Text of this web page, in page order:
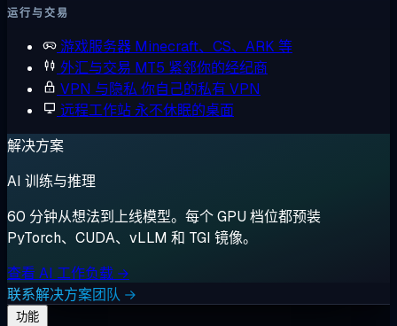
运行与交易
游戏服务器 Minecraft、CS、ARK 等
外汇与交易 MT5 紧邻你的经纪商
VPN 与隐私 你自己的私有 VPN
远程工作站 永不休眠的桌面
解决方案
AI 训练与推理
60 分钟从想法到上线模型。每个 GPU 档位都预装
PyTorch、CUDA、vLLM 和 TGI 镜像。
查看 AI 工作负载 →
联系解决方案团队 →